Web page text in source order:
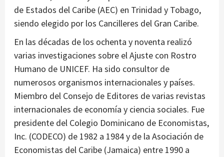
de Estados del Caribe (AEC) en Trinidad y Tobago,
siendo elegido por los Cancilleres del Gran Caribe.
En las décadas de los ochenta y noventa realizó
varias investigaciones sobre el Ajuste con Rostro
Humano de UNICEF. Ha sido consultor de
numerosos organismos internacionales y países.
Miembro del Consejo de Editores de varias revistas
internacionales de economía y ciencia sociales. Fue
presidente del Colegio Dominicano de Economistas,
Inc. (CODECO) de 1982 a 1984 y de la Asociación de
Economistas del Caribe (Jamaica) entre 1990 a